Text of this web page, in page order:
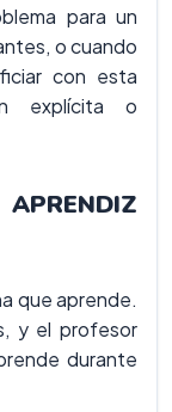
para un
o cuando
con esta
explícita o
que aprende.
y el profesor
durante